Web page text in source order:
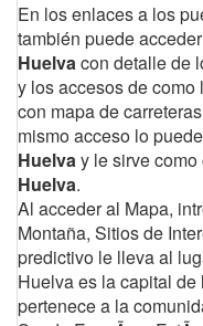
En los enlaces a los
también puede
Huelvacon detalle de
y los accesos de
con mapa de
mismo acceso lo
Huelvay le sirve
Huelva.
Al acceder al Mapa,
Montaña, Sitios de
predictivo le lleva al
Huelva es la capital
pertenece a la